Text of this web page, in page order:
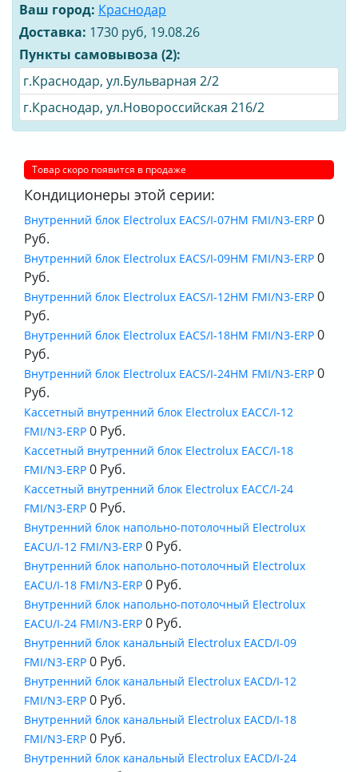
Ваш город: Краснодар
Доставка: 1730 руб, 19.08.26
Пункты самовывоза (2):
г.Краснодар, ул.Бульварная 2/2
г.Краснодар, ул.Новороссийская 216/2
Товар скоро появится в продаже
Кондиционеры этой серии:
Внутренний блок Electrolux EACS/I-07HM FMI/N3-ERP 0
Руб.
Внутренний блок Electrolux EACS/I-09HM FMI/N3-ERP 0
Руб.
Внутренний блок Electrolux EACS/I-12HM FMI/N3-ERP 0
Руб.
Внутренний блок Electrolux EACS/I-18HM FMI/N3-ERP 0
Руб.
Внутренний блок Electrolux EACS/I-24HM FMI/N3-ERP 0
Руб.
Кассетный внутренний блок Electrolux EACС/I-12
FMI/N3-ERP 0 Руб.
Кассетный внутренний блок Electrolux EACС/I-18
FMI/N3-ERP 0 Руб.
Кассетный внутренний блок Electrolux EACС/I-24
FMI/N3-ERP 0 Руб.
Внутренний блок напольно-потолочный Electrolux
EACU/I-12 FMI/N3-ERP 0 Руб.
Внутренний блок напольно-потолочный Electrolux
EACU/I-18 FMI/N3-ERP 0 Руб.
Внутренний блок напольно-потолочный Electrolux
EACU/I-24 FMI/N3-ERP 0 Руб.
Внутренний блок канальный Electrolux EACD/I-09
FMI/N3-ERP 0 Руб.
Внутренний блок канальный Electrolux EACD/I-12
FMI/N3-ERP 0 Руб.
Внутренний блок канальный Electrolux EACD/I-18
FMI/N3-ERP 0 Руб.
Внутренний блок канальный Electrolux EACD/I-24